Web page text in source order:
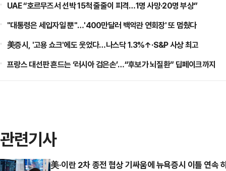
UAE “호르무즈서 선박 15척 줄줄이 피격…1명 사망·20명 부상”
"대통령은 세입자일 뿐"…'400만달러 백악관 연회장' 또 멈췄다
美증시, '고용 쇼크'에도 웃었다…나스닥 1.3%↑·S&P 사상 최고
프랑스 대선판 흔드는 ‘러시아 검은손’…“후보가 뇌질환” 딥페이크까지
관련기사
美·이란 2차 종전 협상 기싸움에 뉴욕증시 이틀 연속